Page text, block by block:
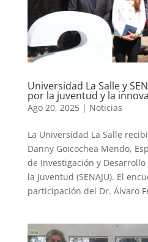
Universidad La Salle y
por la juventud y la
Ago 20, 2025| Noticias
La Universidad La Salle
Danny Goicochea Mendo,
de Investigación y
la Juventud (SENAJU). El
participación del Dr. Álvaro